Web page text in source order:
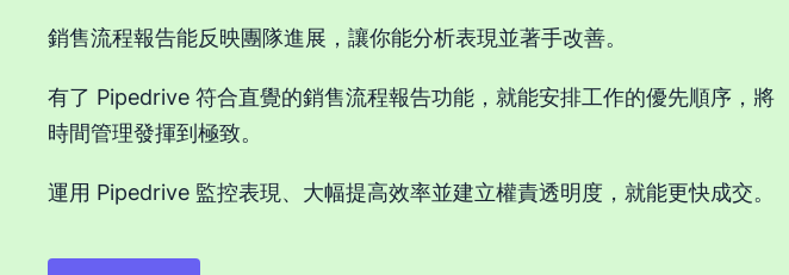
銷售流程報告能反映團隊進展，讓你能分析表現並著手改善。
有了 Pipedrive 符合直覺的銷售流程報告功能，就能安排工作的優先順序，將
時間管理發揮到極致。
運用 Pipedrive 監控表現、大幅提高效率並建立權責透明度，就能更快成交。